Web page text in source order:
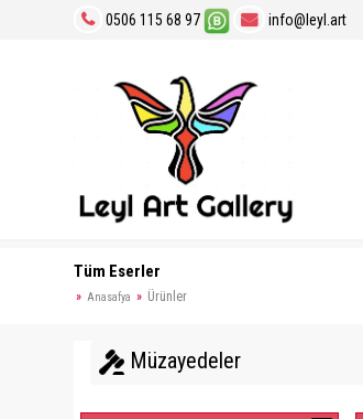
0506 115 68 97 info@leyl.art
Tüm Eserler
Anasafya Ürünler
Müzayedeler